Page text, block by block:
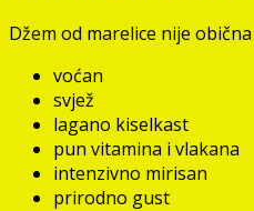
Džem od marelice nije
voćan
svjež
lagano kiselkast
pun vitamina i vlakana
intenzivno mirisan
prirodno gust